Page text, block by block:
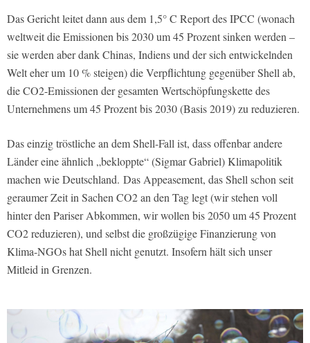
Das Gericht leitet dann aus dem 1,5° C Report des IPCC (wonach
weltweit die Emissionen bis 2030 um 45 Prozent sinken werden –
sie werden aber dank Chinas, Indiens und der sich entwickelnden
Welt eher um 10 % steigen) die Verpflichtung gegenüber Shell ab,
die CO2-Emissionen der gesamten Wertschöpfungskette des
Unternehmens um 45 Prozent bis 2030 (Basis 2019) zu reduzieren.
Das einzig tröstliche an dem Shell-Fall ist, dass offenbar andere
Länder eine ähnlich „bekloppte“ (Sigmar Gabriel) Klimapolitik
machen wie Deutschland. Das Appeasement, das Shell schon seit
geraumer Zeit in Sachen CO2 an den Tag legt (wir stehen voll
hinter den Pariser Abkommen, wir wollen bis 2050 um 45 Prozent
CO2 reduzieren), und selbst die großzügige Finanzierung von
Klima-NGOs hat Shell nicht genutzt. Insofern hält sich unser
Mitleid in Grenzen.